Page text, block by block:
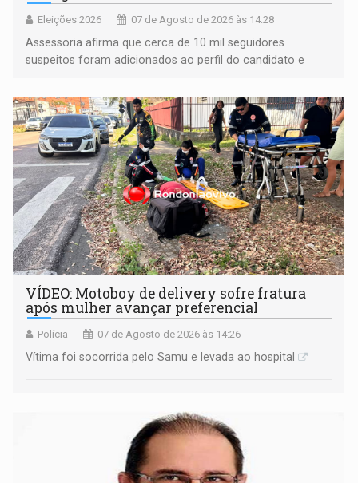
Eleições 2026 07 de Agosto de 2026 às 14:28
Assessoria afirma que cerca de 10 mil seguidores
suspeitos foram adicionados ao perfil do candidato e
remover as contas
VÍDEO: Motoboy de delivery sofre fratura
após mulher avançar preferencial
Polícia 07 de Agosto de 2026 às 14:26
Vítima foi socorrida pelo Samu e levada ao hospital